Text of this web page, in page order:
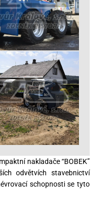
nakladače “BOBEK”
odvětvích stavebnictví
schopnosti se tyto